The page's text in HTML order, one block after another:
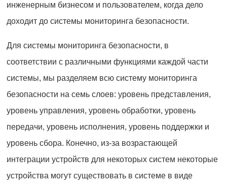
инженерным бизнесом и пользователем, когда дело
доходит до системы мониторинга безопасности.
Для системы мониторинга безопасности, в
соответствии с различными функциями каждой части
системы, мы разделяем всю систему мониторинга
безопасности на семь слоев: уровень представления,
уровень управления, уровень обработки, уровень
передачи, уровень исполнения, уровень поддержки и
уровень сбора. Конечно, из-за возрастающей
интеграции устройств для некоторых систем некоторые
устройства могут существовать в системе в виде